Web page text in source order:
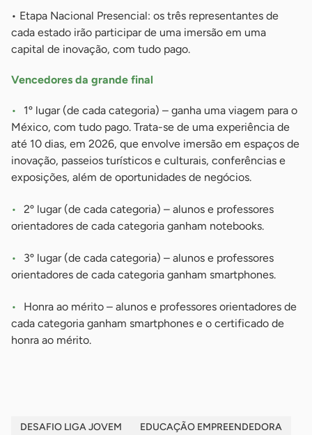
• Etapa Nacional Presencial: os três representantes de
cada estado irão participar de uma imersão em uma
capital de inovação, com tudo pago.
Vencedores da grande final
1º lugar (de cada categoria) – ganha uma viagem para o
México, com tudo pago. Trata-se de uma experiência de
até 10 dias, em 2026, que envolve imersão em espaços de
inovação, passeios turísticos e culturais, conferências e
exposições, além de oportunidades de negócios.
2º lugar (de cada categoria) – alunos e professores
orientadores de cada categoria ganham notebooks.
3º lugar (de cada categoria) – alunos e professores
orientadores de cada categoria ganham smartphones.
Honra ao mérito – alunos e professores orientadores de
cada categoria ganham smartphones e o certificado de
honra ao mérito.
DESAFIO LIGA JOVEM
EDUCAÇÃO EMPREENDEDORA